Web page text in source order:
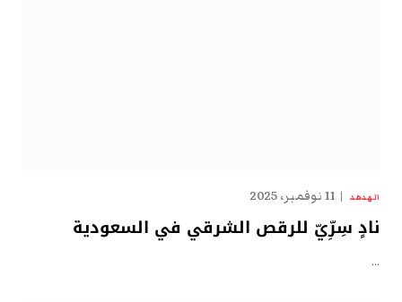
الهدهد 11 نوفمبر، 2025
نادٍ سِرِّيّ للرقص الشرقي في السعودية
…